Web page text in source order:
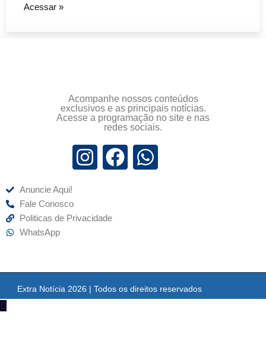
Acessar »
Acompanhe nossos conteúdos
exclusivos e as principais notícias.
Acesse a programação no site e nas
redes sociais.
Anuncie Aqui!
Fale Conosco
Politicas de Privacidade
WhatsApp
Extra Notícia 2026 | Todos os direitos reservados